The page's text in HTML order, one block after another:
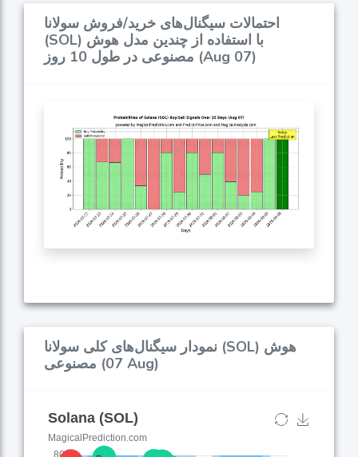
احتمالات سیگنال‌های خرید/فروش سولانا
(SOL) با استفاده از چندین مدل هوش
مصنوعی در طول 10 روز (Aug 07)
نمودار سیگنال‌های کلی سولانا (SOL) هوش
مصنوعی (07 Aug)